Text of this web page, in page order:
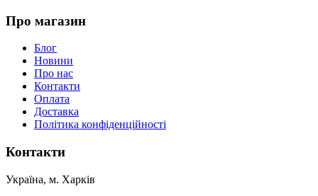
Про магазин
Блог
Новини
Про нас
Контакти
Оплата
Доставка
Політика конфіденційності
Контакти
Україна, м. Харків